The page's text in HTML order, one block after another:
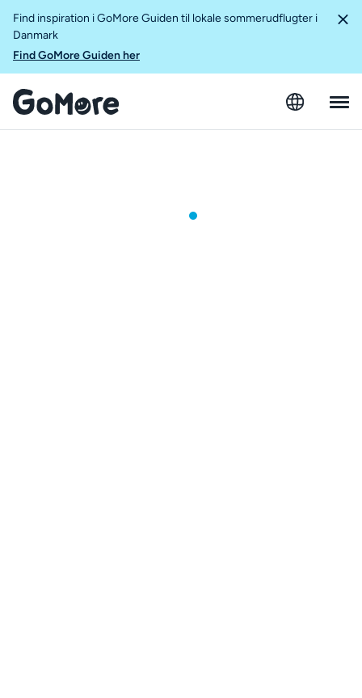
Find inspiration i GoMore Guiden til lokale sommerudflugter i
Danmark
Find GoMore Guiden her